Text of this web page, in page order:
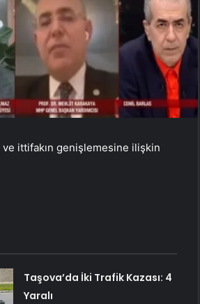
ve ittifakın genişlemesine ilişkin
Taşova’da İki Trafik Kazası: 4
Yaralı